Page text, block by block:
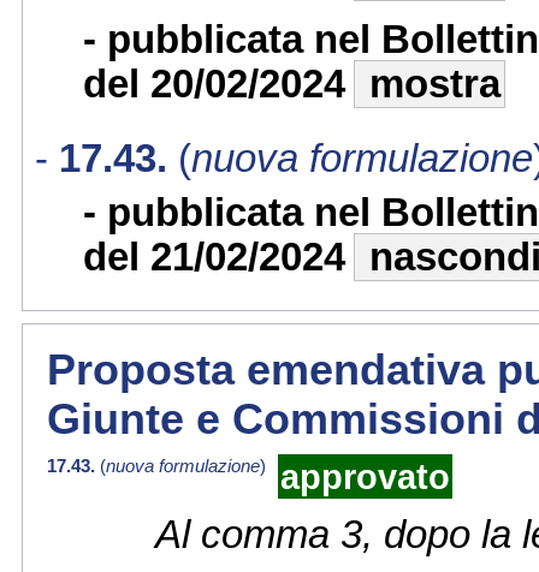
pubblicata nel
del 20/02/2024
mostra
17.43. (nuova formulazione
pubblicata nel
del 21/02/2024
Proposta emendativa
Giunte e Commissioni
17.43. (nuova formulazione) approvato
Al comma 3, dopo la